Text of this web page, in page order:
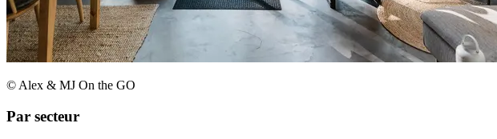
© Alex & MJ On the GO
Par secteur